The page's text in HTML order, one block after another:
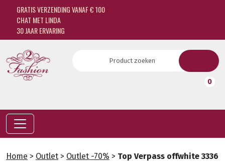
GRATIS VERZENDING VANAF € 100
CHAT MET LINDA
30 JAAR ERVARING
0
Home > Outlet > Outlet -70% > Top Verpass offwhite 3336